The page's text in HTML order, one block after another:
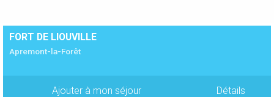
FORT DE LIOUVILLE
Apremont-la-Forêt
Ajouter à mon séjour Détails